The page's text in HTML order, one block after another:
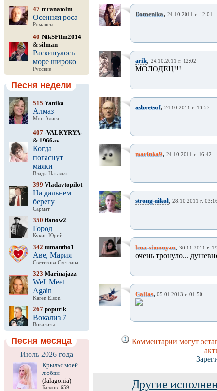
47 mranatolm
Осенняя роса
Романсы
40 NikSFilm2014
& silman
Раскинулось
море широко
Русские
Песня недели
515 Yanika
Алмаз
Мон Алиса
407 -VALKYRYA-
& 1966av
Когда
погаснут
маяки
Влади Наталья
399 Vladavtopilot
На дальнем
берегу
Сармат
350 ifanow2
Город
Кукин Юрий
342 tumantho1
Аве, Мария
Светикова Светлана
323 Marinajazz
Well Meet
Again
Karen Elson
267 popurik
Вокализ 7
Вокализы
Песня месяца
Июль 2026 года
Крылья моей
любви
(Jalagonia)
Баллов: 659
Domenika, 24.10.2011 г. 12:01
arik, 24.10.2011 г. 12:02
МОЛОДЕЦ!!!
ashvetsof, 24.10.2011 г. 13:57
marinka9, 24.10.2011 г. 16:42
strong-nikol, 28.10.2011 г.
lena-simonyan, 30.11.2011 г.
очень тронуло...
Gallas, 05.01.2013 г. 01:50
Комментарии могут
Другие